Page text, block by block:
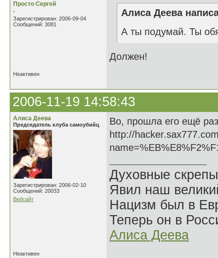
Просто Сергей
.
Зарегистрирован: 2006-09-04
Сообщений: 3081
Алиса Деева
А ты подумай. Ты
Должен!
Неактивен
2006-11-19 14:58:43
Алиса Деева
Председатель клуба самоубийц
Зарегистрирован: 2006-02-10
Сообщений: 20033
Вебсайт
Во, прошла его ещё
http://
Духовные
Явил наш
Нацизм был в
Теперь он в
Алиса Деева
Неактивен